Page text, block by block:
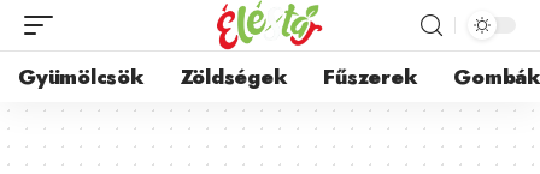
Gyümölcsök Zöldségek Fűszerek Gombák